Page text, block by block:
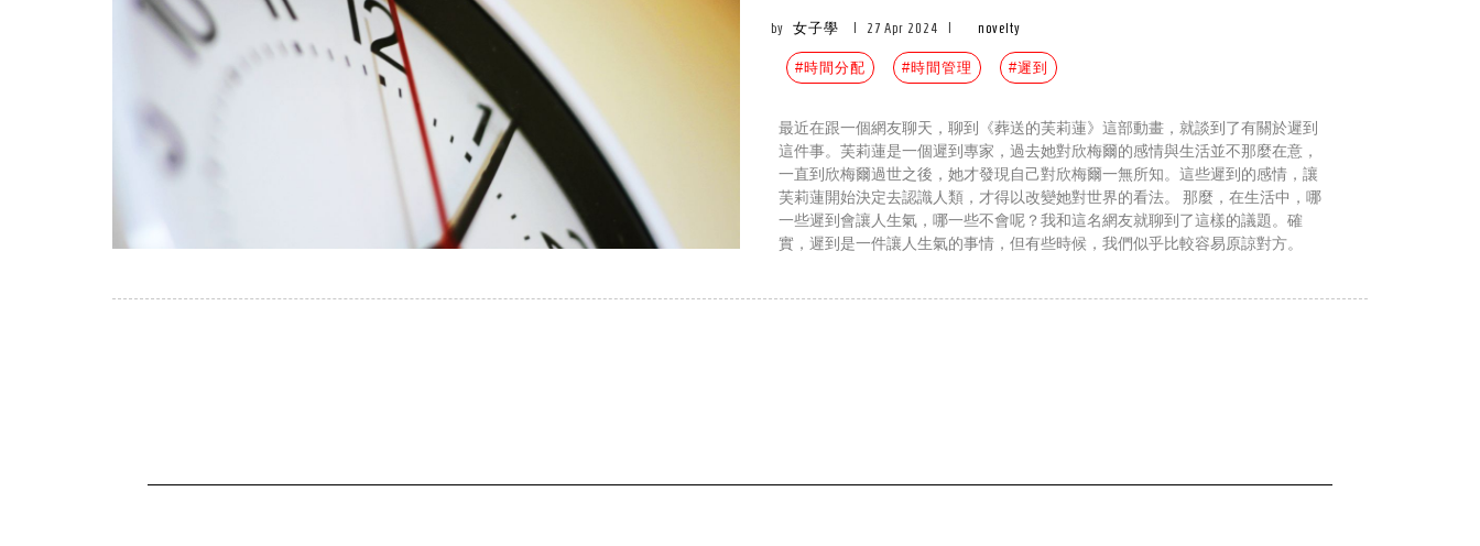
by 女子學 27 Apr 2024 novelty
#時間分配 #時間管理 #遲到
最近在跟一個網友聊天，聊到《葬送的芙莉蓮》這部動畫，就談到了有關於遲到
這件事。芙莉蓮是一個遲到專家，過去她對欣梅爾的感情與生活並不那麼在意，
一直到欣梅爾過世之後，她才發現自己對欣梅爾一無所知。這些遲到的感情，讓
芙莉蓮開始決定去認識人類，才得以改變她對世界的看法。 那麼，在生活中，哪
一些遲到會讓人生氣，哪一些不會呢？我和這名網友就聊到了這樣的議題。確
實，遲到是一件讓人生氣的事情，但有些時候，我們似乎比較容易原諒對方。